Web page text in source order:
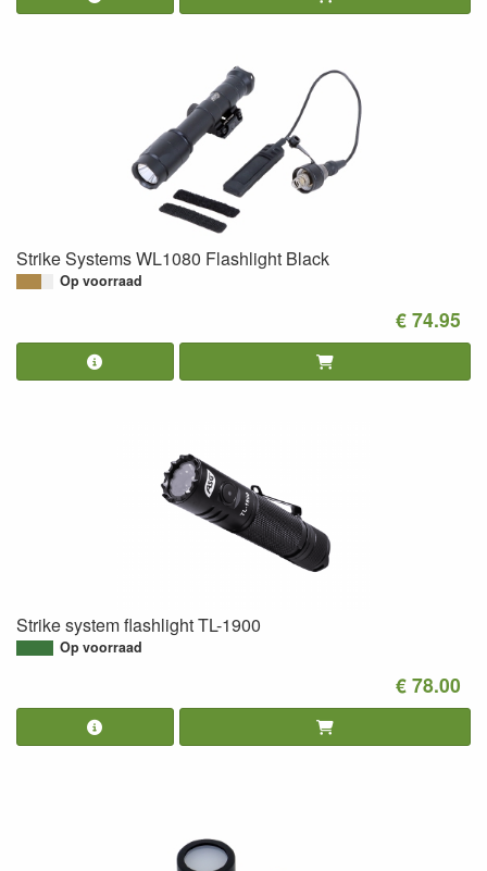
Strike Systems WL1080 Flashlight Black
Op voorraad
€ 74.95
Strike system flashlight TL-1900
Op voorraad
€ 78.00